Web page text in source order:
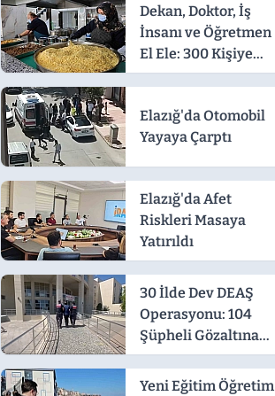
Dekan, Doktor, İş
İnsanı ve Öğretmen
El Ele: 300 Kişiye
Sıcak Yemek
Elazığ'da Otomobil
Yayaya Çarptı
Elazığ'da Afet
Riskleri Masaya
Yatırıldı
30 İlde Dev DEAŞ
Operasyonu: 104
Şüpheli Gözaltına
Alındı
Yeni Eğitim Öğretim